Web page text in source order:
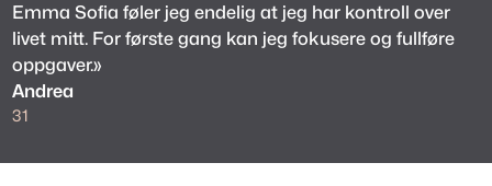
Emma Sofia føler jeg endelig at jeg har kontroll over
livet mitt. For første gang kan jeg fokusere og fullføre
oppgaver.»
Andrea
31